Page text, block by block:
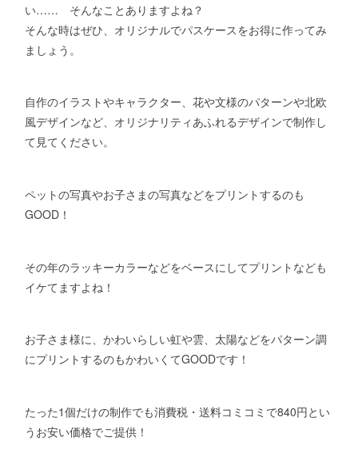
い…… そんなことありますよね？
そんな時はぜひ、オリジナルでパスケースをお得に作ってみ
ましょう。
自作のイラストやキャラクター、花や文様のパターンや北欧
風デザインなど、オリジナリティあふれるデザインで制作し
て見てください。
ペットの写真やお子さまの写真などをプリントするのも
GOOD！
その年のラッキーカラーなどをベースにしてプリントなども
イケてますよね！
お子さま様に、かわいらしい虹や雲、太陽などをパターン調
にプリントするのもかわいくてGOODです！
たった1個だけの制作でも消費税・送料コミコミで840円とい
うお安い価格でご提供！